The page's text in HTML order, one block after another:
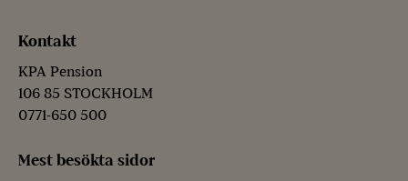
Kontakt
KPA Pension
106 85 STOCKHOLM
0771-650 500
Mest besökta sidor